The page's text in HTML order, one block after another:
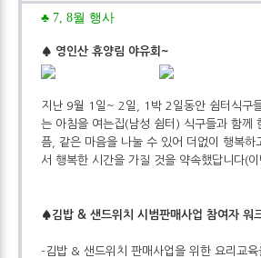
♣ 7, 8월 행사
♠ 영인산 휴양림 야유회~
지난 9월 1일~ 2일, 1박 2일동안 쉼터식구
는 아침을 여는집(남성 쉼터) 식구들과 함께
픔, 같은 마음을 나눌 수 있어 더없이 행복
서 행복한 시간을 가질 것을 약속했답니다(
♠김밥 & 샌드위치 시범판매사업 참여자 워
-김밥 & 샌드위치 판매사업을 위한 요리교